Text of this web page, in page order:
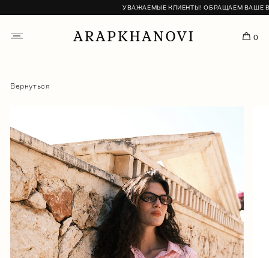
УВАЖАЕМЫЕ КЛИЕНТЫ! ОБРАЩАЕМ ВАШЕ
0
Вернуться